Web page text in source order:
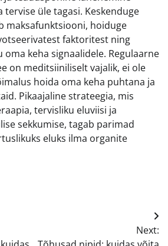
üle tagasi. Keskenduge
maksafunktsiooni, hoiduge
faktoritest ning
keha signaalidele. Regulaarne
on meditsiiniliselt vajalik, ei ole
hoida oma keha puhtana ja
Pikaajaline strateegia, mis
tervisliku eluviisi ja
sekkumise, tagab parimad
eluks ilma organite
Next: